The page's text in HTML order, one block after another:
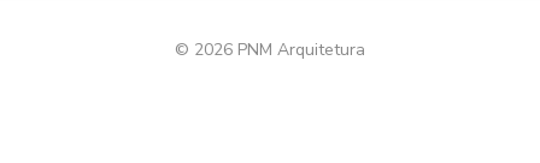
© 2026 PNM Arquitetura